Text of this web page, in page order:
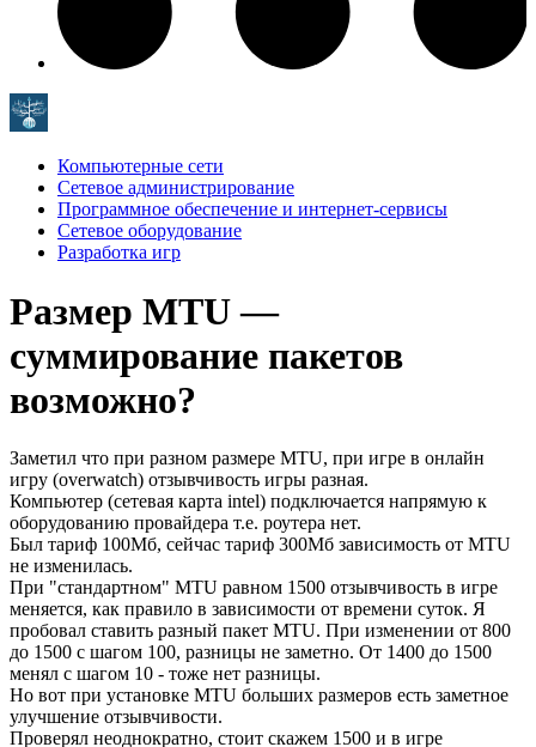
Компьютерные сети
Сетевое администрирование
Программное обеспечение и интернет-сервисы
Сетевое оборудование
Разработка игр
Размер MTU —
суммирование пакетов
возможно?
Заметил что при разном размере MTU, при игре в онлайн
игру (overwatch) отзывчивость игры разная.
Компьютер (сетевая карта intel) подключается напрямую к
оборудованию провайдера т.е. роутера нет.
Был тариф 100Мб, сейчас тариф 300Мб зависимость от MTU
не изменилась.
При "стандартном" MTU равном 1500 отзывчивость в игре
меняется, как правило в зависимости от времени суток. Я
пробовал ставить разный пакет MTU. При изменении от 800
до 1500 с шагом 100, разницы не заметно. От 1400 до 1500
менял с шагом 10 - тоже нет разницы.
Но вот при установке MTU больших размеров есть заметное
улучшение отзывчивости.
Проверял неоднократно, стоит скажем 1500 и в игре